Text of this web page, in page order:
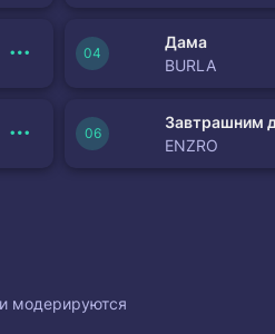
Дама
BURLA
Завтрашним
ENZRO
модерируются